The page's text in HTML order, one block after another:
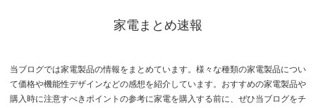
家電まとめ速報
当ブログでは家電製品の情報をまとめています。様々な種類の家電製品につい
て価格や機能性デザインなどの感想を紹介しています。おすすめの家電製品や
購入時に注意すべきポイントの参考に家電を購入する前に、ぜひ当ブログをチ